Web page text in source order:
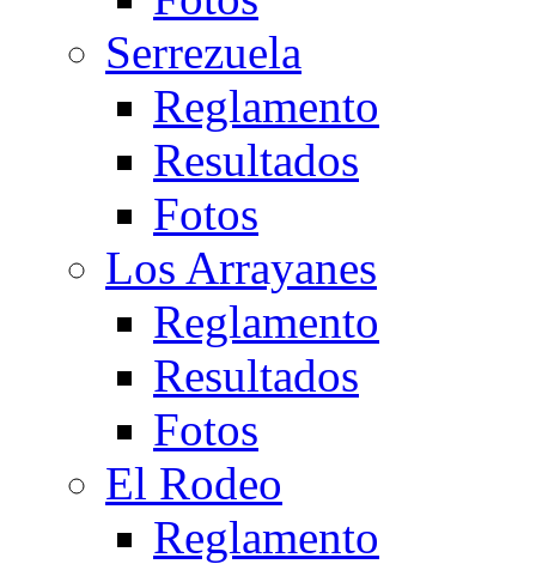
Serrezuela
Reglamento
Resultados
Fotos
Los Arrayanes
Reglamento
Resultados
Fotos
El Rodeo
Reglamento